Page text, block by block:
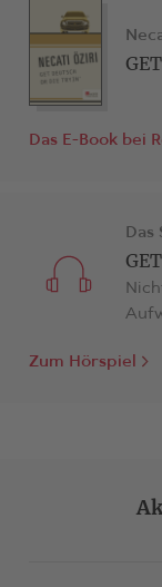
Das E-Bookbei
Das
Zum Hörspiel